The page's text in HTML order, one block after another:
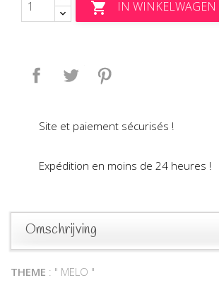
 IN WINKELWAGEN
Delen Tweet
Site et paiement sécurisés !
Expédition en moins de 24 heures !
Omschrijving
THEME : " MELO "